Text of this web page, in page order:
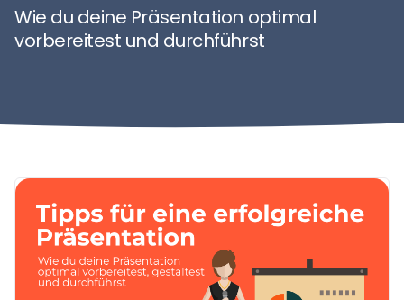
Wie du deine Präsentation optimal
vorbereitest und durchführst